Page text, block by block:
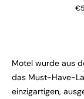
Motel wurde aus
das Must-Have-
einzigartigen,